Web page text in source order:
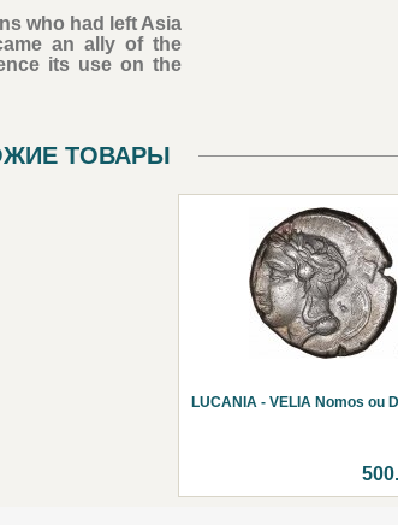
who had left Asia
an ally of the
its use on the
ТОВАРЫ
LUCANIA - VELIA Nomos ou